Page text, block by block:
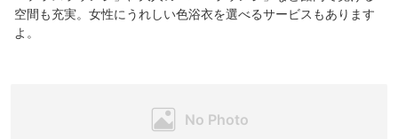
空間も充実。女性にうれしい色浴衣を選べるサービスもあります
よ。